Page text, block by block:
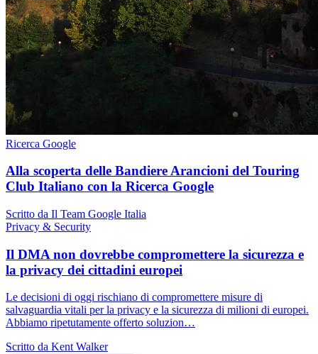
Ricerca Google
Alla scoperta delle Bandiere Arancioni del Touring
Club Italiano con la Ricerca Google
Scritto da Il Team Google Italia
Privacy & Security
Il DMA non dovrebbe compromettere la sicurezza e
la privacy dei cittadini europei
Le decisioni di oggi rischiano di compromettere misure di
salvaguardia vitali per la privacy e la sicurezza di milioni di europei.
Abbiamo ripetutamente offerto soluzion…
Scritto da Kent Walker